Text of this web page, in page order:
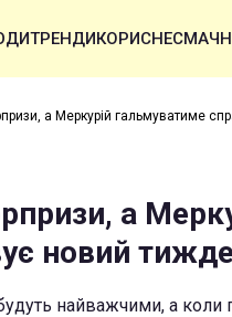
ТРЕНДИКОРИСНЕ
а Меркурій гальмуватиме
а
новий
найважчими, а коли